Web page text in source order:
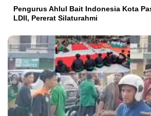
Pengurus Ahlul Bait Indonesia Kota
LDII, Pererat Silaturahmi